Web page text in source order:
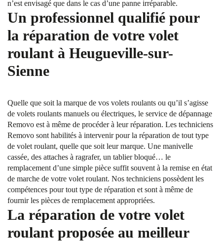
n’est envisagé que dans le cas d’une panne irréparable.
Un professionnel qualifié pour
la réparation de votre volet
roulant à Heugueville-sur-
Sienne
Quelle que soit la marque de vos volets roulants ou qu’il s’agisse
de volets roulants manuels ou électriques, le service de dépannage
Removo est à même de procéder à leur réparation. Les techniciens
Removo sont habilités à intervenir pour la réparation de tout type
de volet roulant, quelle que soit leur marque. Une manivelle
cassée, des attaches à ragrafer, un tablier bloqué… le
remplacement d’une simple pièce suffit souvent à la remise en état
de marche de votre volet roulant. Nos techniciens possèdent les
compétences pour tout type de réparation et sont à même de
fournir les pièces de remplacement appropriées.
La réparation de votre volet
roulant proposée au meilleur